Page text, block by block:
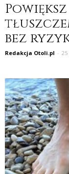
bez
Redakcja Otoli.pl - 25